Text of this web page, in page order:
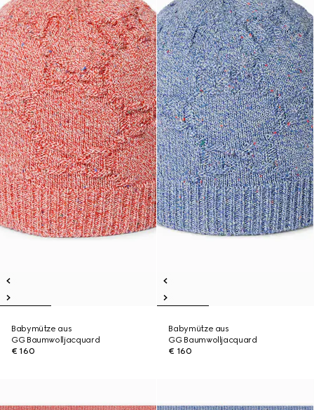
Babymütze aus
GG Baumwolljacquard
€ 160
Babymütze aus
GG Baumwolljacquard
€ 160